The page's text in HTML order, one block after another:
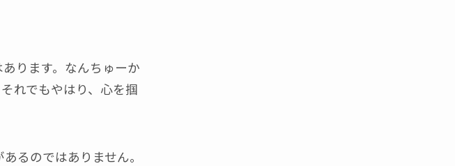
ります。なんちゅーか
れでもやはり、心を掴
るのではありません。